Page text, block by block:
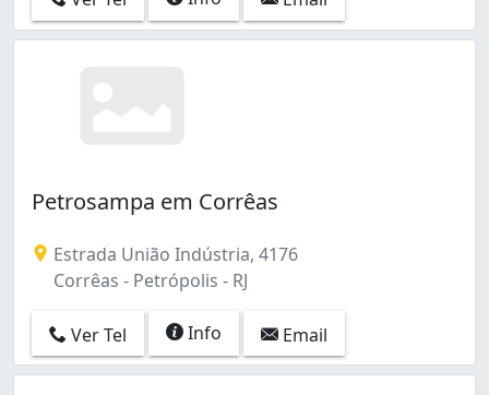
Petrosampa em Corrêas
Estrada União Indústria, 4176
Corrêas - Petrópolis - RJ
Ver Tel Info Email